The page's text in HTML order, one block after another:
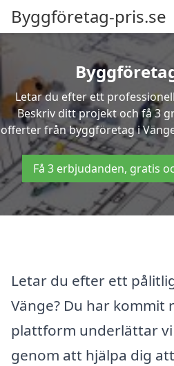
Byggföretag-pris.se
Letar du efter ett
Beskriv ditt projekt och få 3
offerter från byggföretag i
Få 3 erbjudanden, gratis
Letar du efter ett
Vänge? Du har kommit
plattform underlättar
genom att hjälpa dig